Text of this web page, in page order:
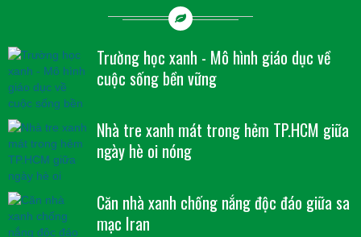
Trường học xanh - Mô hình giáo dục về
cuộc sống bền vững
Nhà tre xanh mát trong hẻm TP.HCM giữa
ngày hè oi nóng
Căn nhà xanh chống nắng độc đáo giữa sa
mạc Iran